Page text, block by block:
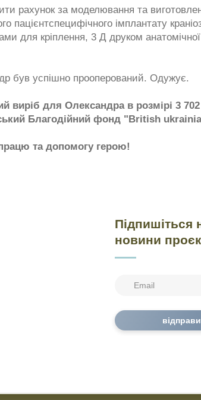
рахунок за моделювання та
пацієнтспецифічного імплантату
для кріплення, 3 Д друком
був успішно прооперований. Одужує.
виріб для Олександра в розмірі 3
Благодійний фонд "British
та допомогу герою!
Підпишіться
новини